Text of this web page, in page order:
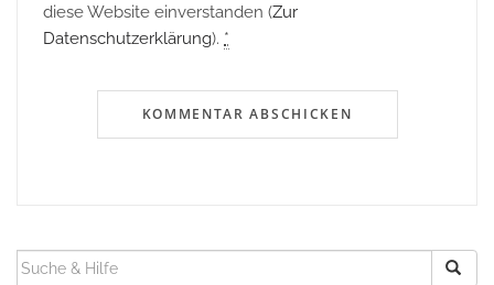
diese Website einverstanden (Zur
Datenschutzerklärung). *
SUCHEN
NACH: